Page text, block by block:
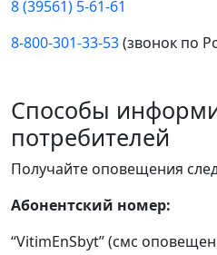
8 (39561) 5-61-61
8-800-301-33-53(звонок по
Способы
потребителей
Получайте оповещения
Абонентский номер:
“VitimEnSbyt” (смс